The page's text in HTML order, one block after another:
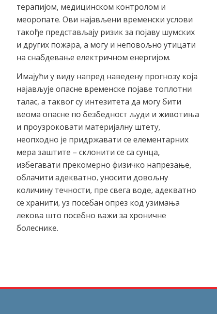
терапијом, медицинском контролом и
меоропате. Ови најављени временски услови
такође представљају ризик за појаву шумских
и других пожара, а могу и неповољно утицати
на снабдевање електричном енергијом.
Имајући у виду напред наведену прогнозу која
најављује опасне временске појаве топлотни
талас, а таквог су интезитета да могу бити
веома опасне по безбедност људи и животиња
и проузроковати материјалну штету,
неопходно је придржавати се елементарних
мера заштите – склонити се са сунца,
избегавати прекомерно физичко напрезање,
облачити адекватно, уносити довољну
количину течности, пре свега воде, адекватно
се хранити, уз посебан опрез код узимања
лекова што посебно важи за хроничне
болеснике.